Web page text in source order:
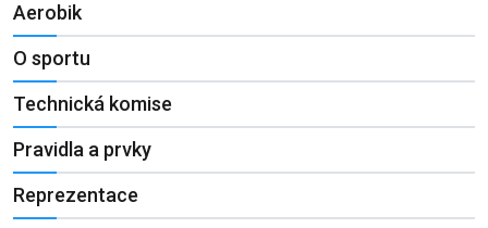
Aerobik
O sportu
Technická komise
Pravidla a prvky
Reprezentace